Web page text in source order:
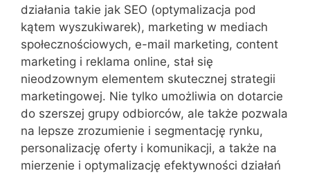
działania takie jak SEO (optymalizacja pod
kątem wyszukiwarek), marketing w mediach
społecznościowych, e-mail marketing, content
marketing i reklama online, stał się
nieodzownym elementem skutecznej strategii
marketingowej. Nie tylko umożliwia on dotarcie
do szerszej grupy odbiorców, ale także pozwala
na lepsze zrozumienie i segmentację rynku,
personalizację oferty i komunikacji, a także na
mierzenie i optymalizację efektywności działań